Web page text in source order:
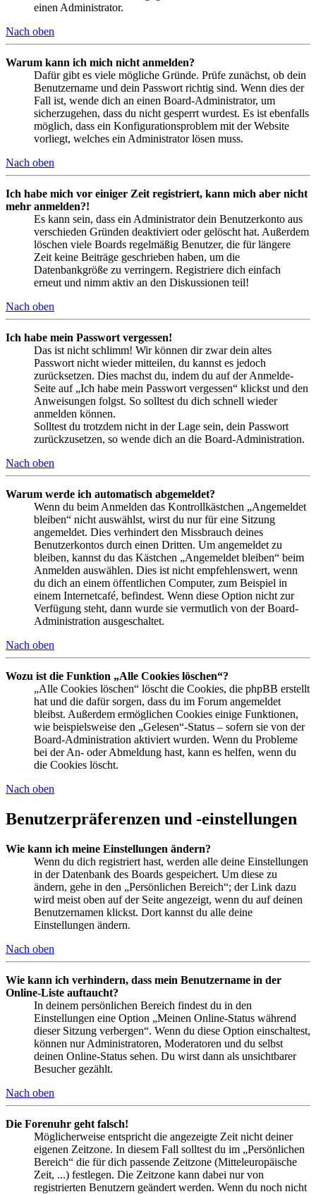
einen Administrator.
Nach oben
Warum kann ich mich nicht anmelden?
Dafür gibt es viele mögliche Gründe. Prüfe zunächst, ob dein
Benutzername und dein Passwort richtig sind. Wenn dies der
Fall ist, wende dich an einen Board-Administrator, um
sicherzugehen, dass du nicht gesperrt wurdest. Es ist ebenfalls
möglich, dass ein Konfigurationsproblem mit der Website
vorliegt, welches ein Administrator lösen muss.
Nach oben
Ich habe mich vor einiger Zeit registriert, kann mich aber nicht
mehr anmelden?!
Es kann sein, dass ein Administrator dein Benutzerkonto aus
verschieden Gründen deaktiviert oder gelöscht hat. Außerdem
löschen viele Boards regelmäßig Benutzer, die für längere
Zeit keine Beiträge geschrieben haben, um die
Datenbankgröße zu verringern. Registriere dich einfach
erneut und nimm aktiv an den Diskussionen teil!
Nach oben
Ich habe mein Passwort vergessen!
Das ist nicht schlimm! Wir können dir zwar dein altes
Passwort nicht wieder mitteilen, du kannst es jedoch
zurücksetzen. Dies machst du, indem du auf der Anmelde-
Seite auf „Ich habe mein Passwort vergessen“ klickst und den
Anweisungen folgst. So solltest du dich schnell wieder
anmelden können.
Solltest du trotzdem nicht in der Lage sein, dein Passwort
zurückzusetzen, so wende dich an die Board-Administration.
Nach oben
Warum werde ich automatisch abgemeldet?
Wenn du beim Anmelden das Kontrollkästchen „Angemeldet
bleiben“ nicht auswählst, wirst du nur für eine Sitzung
angemeldet. Dies verhindert den Missbrauch deines
Benutzerkontos durch einen Dritten. Um angemeldet zu
bleiben, kannst du das Kästchen „Angemeldet bleiben“ beim
Anmelden auswählen. Dies ist nicht empfehlenswert, wenn
du dich an einem öffentlichen Computer, zum Beispiel in
einem Internetcafé, befindest. Wenn diese Option nicht zur
Verfügung steht, dann wurde sie vermutlich von der Board-
Administration ausgeschaltet.
Nach oben
Wozu ist die Funktion „Alle Cookies löschen“?
„Alle Cookies löschen“ löscht die Cookies, die phpBB erstellt
hat und die dafür sorgen, dass du im Forum angemeldet
bleibst. Außerdem ermöglichen Cookies einige Funktionen,
wie beispielsweise den „Gelesen“-Status – sofern sie von der
Board-Administration aktiviert wurden. Wenn du Probleme
bei der An- oder Abmeldung hast, kann es helfen, wenn du
die Cookies löscht.
Nach oben
Benutzerpräferenzen und -einstellungen
Wie kann ich meine Einstellungen ändern?
Wenn du dich registriert hast, werden alle deine Einstellungen
in der Datenbank des Boards gespeichert. Um diese zu
ändern, gehe in den „Persönlichen Bereich“; der Link dazu
wird meist oben auf der Seite angezeigt, wenn du auf deinen
Benutzernamen klickst. Dort kannst du alle deine
Einstellungen ändern.
Nach oben
Wie kann ich verhindern, dass mein Benutzername in der
Online-Liste auftaucht?
In deinem persönlichen Bereich findest du in den
Einstellungen eine Option „Meinen Online-Status während
dieser Sitzung verbergen“. Wenn du diese Option einschaltest,
können nur Administratoren, Moderatoren und du selbst
deinen Online-Status sehen. Du wirst dann als unsichtbarer
Besucher gezählt.
Nach oben
Die Forenuhr geht falsch!
Möglicherweise entspricht die angezeigte Zeit nicht deiner
eigenen Zeitzone. In diesem Fall solltest du im „Persönlichen
Bereich“ die für dich passende Zeitzone (Mitteleuropäische
Zeit, ...) festlegen. Die Zeitzone kann dabei nur von
registrierten Benutzern geändert werden. Wenn du noch nicht